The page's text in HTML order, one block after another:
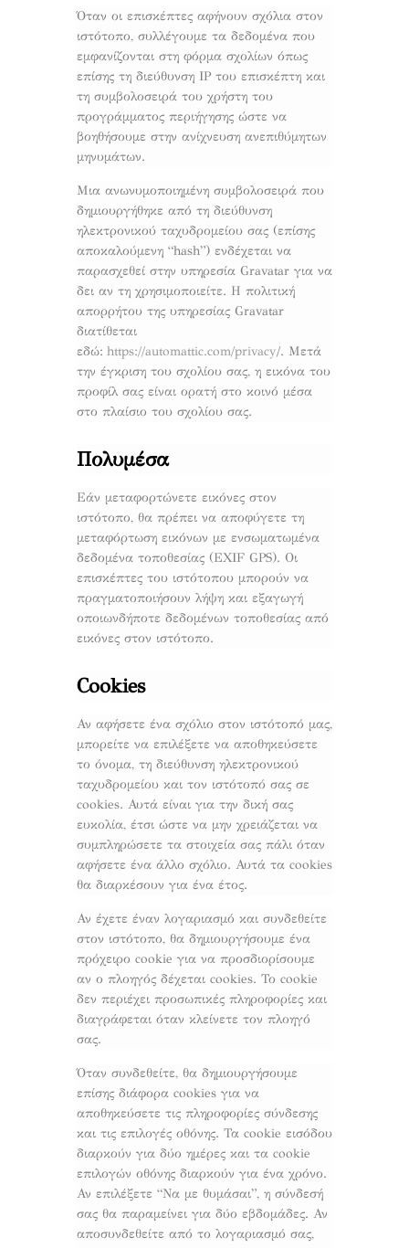
Όταν οι επισκέπτες αφήνουν σχόλια στον
ιστότοπο, συλλέγουμε τα δεδομένα που
εμφανίζονται στη φόρμα σχολίων όπως
επίσης τη διεύθυνση IP του επισκέπτη και
τη συμβολοσειρά του χρήστη του
προγράμματος περιήγησης ώστε να
βοηθήσουμε στην ανίχνευση ανεπιθύμητων
μηνυμάτων.
Μια ανωνυμοποιημένη συμβολοσειρά που
δημιουργήθηκε από τη διεύθυνση
ηλεκτρονικού ταχυδρομείου σας (επίσης
αποκαλούμενη “hash”) ενδέχεται να
παρασχεθεί στην υπηρεσία Gravatar για να
δει αν τη χρησιμοποιείτε. Η πολιτική
απορρήτου της υπηρεσίας Gravatar
διατίθεται
εδώ: https://automattic.com/privacy/. Μετά
την έγκριση του σχολίου σας, η εικόνα του
προφίλ σας είναι ορατή στο κοινό μέσα
στο πλαίσιο του σχολίου σας.
Πολυμέσα
Εάν μεταφορτώνετε εικόνες στον
ιστότοπο, θα πρέπει να αποφύγετε τη
μεταφόρτωση εικόνων με ενσωματωμένα
δεδομένα τοποθεσίας (EXIF GPS). Οι
επισκέπτες του ιστότοπου μπορούν να
πραγματοποιήσουν λήψη και εξαγωγή
οποιωνδήποτε δεδομένων τοποθεσίας από
εικόνες στον ιστότοπο.
Cookies
Αν αφήσετε ένα σχόλιο στον ιστότοπό μας,
μπορείτε να επιλέξετε να αποθηκεύσετε
το όνομα, τη διεύθυνση ηλεκτρονικού
ταχυδρομείου και τον ιστότοπό σας σε
cookies. Αυτά είναι για την δική σας
ευκολία, έτσι ώστε να μην χρειάζεται να
συμπληρώσετε τα στοιχεία σας πάλι όταν
αφήσετε ένα άλλο σχόλιο. Αυτά τα cookies
θα διαρκέσουν για ένα έτος.
Αν έχετε έναν λογαριασμό και συνδεθείτε
στον ιστότοπο, θα δημιουργήσουμε ένα
πρόχειρο cookie για να προσδιορίσουμε
αν ο πλοηγός δέχεται cookies. Το cookie
δεν περιέχει προσωπικές πληροφορίες και
διαγράφεται όταν κλείνετε τον πλοηγό
σας.
Όταν συνδεθείτε, θα δημιουργήσουμε
επίσης διάφορα cookies για να
αποθηκεύσετε τις πληροφορίες σύνδεσης
και τις επιλογές οθόνης. Τα cookie εισόδου
διαρκούν για δύο ημέρες και τα cookie
επιλογών οθόνης διαρκούν για ένα χρόνο.
Αν επιλέξετε “Να με θυμάσαι”, η σύνδεσή
σας θα παραμείνει για δύο εβδομάδες. Αν
αποσυνδεθείτε από το λογαριασμό σας,